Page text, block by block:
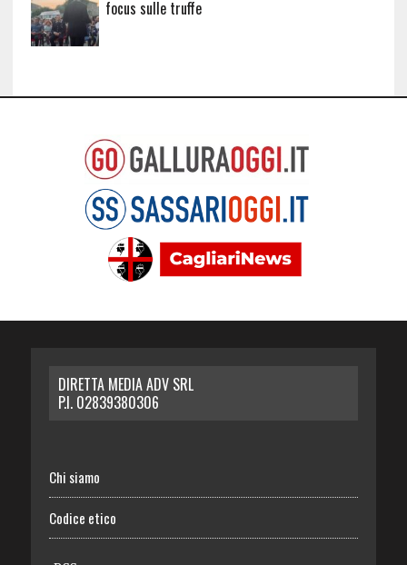
focus sulle truffe
DIRETTA MEDIA ADV SRL
P.I. 02839380306
Chi siamo
Codice etico